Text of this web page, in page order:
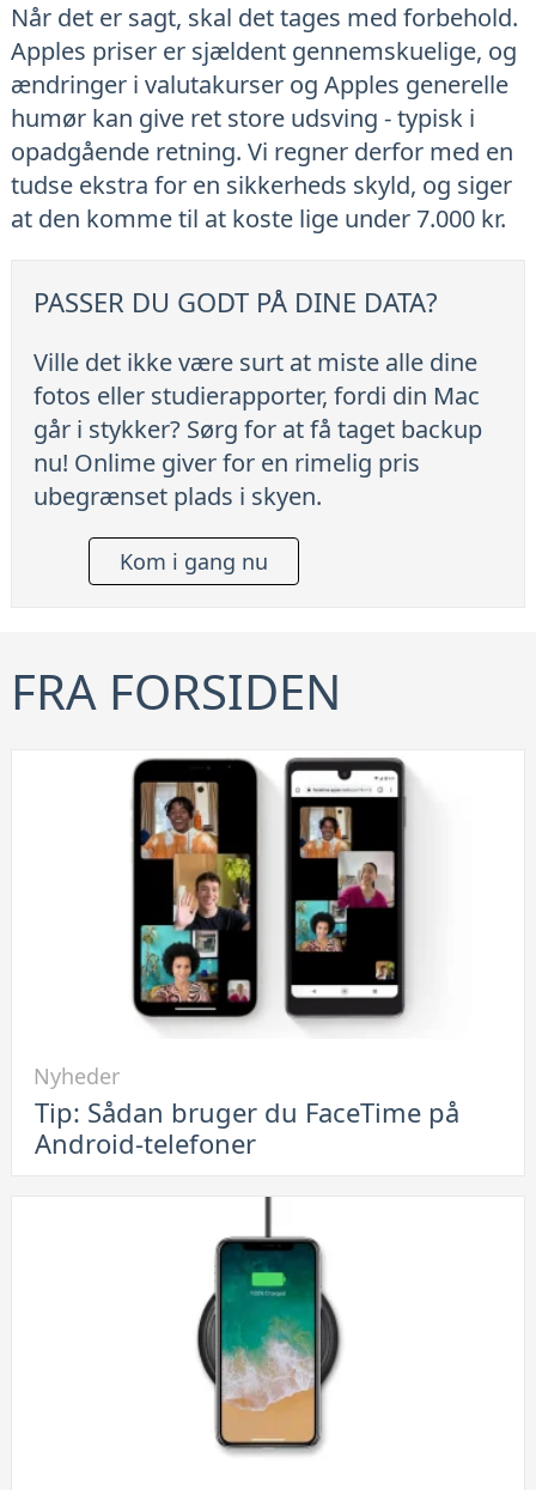
Når det er sagt, skal det tages med forbehold.
Apples priser er sjældent gennemskuelige, og
ændringer i valutakurser og Apples generelle
humør kan give ret store udsving - typisk i
opadgående retning. Vi regner derfor med en
tudse ekstra for en sikkerheds skyld, og siger
at den komme til at koste lige under 7.000 kr.
PASSER DU GODT PÅ DINE DATA?
Ville det ikke være surt at miste alle dine
fotos eller studierapporter, fordi din Mac
går i stykker? Sørg for at få taget backup
nu! Onlime giver for en rimelig pris
ubegrænset plads i skyen.
Kom i gang nu
FRA FORSIDEN
Tip:
Sådan
Nyheder
Tip: Sådan bruger du FaceTime på
Android-telefoner